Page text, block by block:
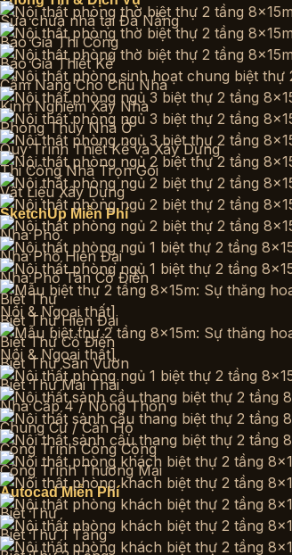
Sửa chữa nhà tại Đà Nẵng
Báo Giá Thi Công
Báo Giá Thiết Kế
Cẩm Nang Cho Chủ Nhà
Kinh Nghiệm Xây Nhà
Phong Thủy Nhà Ở
Quy Trình Thiết Kế và Xây Dựng
Thi Công Nhà Trọn Gói
Vật Liệu Xây Dựng
SketchUp Miễn Phí
Nhà Phố
Nhà Phố Hiện Đại
Nhà Phố Tân Cổ Điển
Biệt Thự
Biệt Thự Hiện Đại
Biệt Thự Cổ Điển
Biệt Thự Sân Vườn
Biệt Thự Mái Thái
Nhà Cấp 4 / Nông Thôn
Chung Cư / Căn Hộ
Công Trình Công Cộng
Công Trình Thương Mại
Autocad Miễn Phí
Biệt Thự
Biệt Thự 1 Tầng